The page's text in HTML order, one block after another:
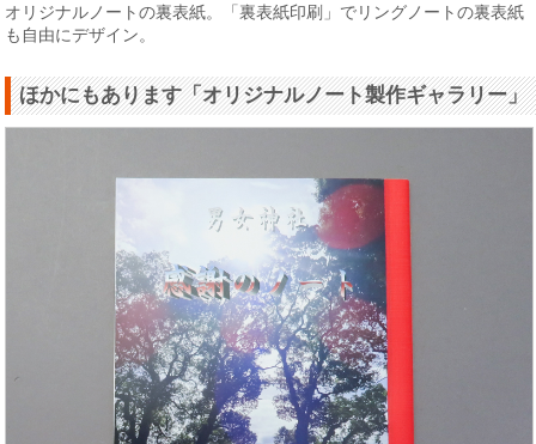
オリジナルノートの裏表紙。「裏表紙印刷」でリングノートの裏表紙
も自由にデザイン。
ほかにもあります「オリジナルノート製作ギャラリー」